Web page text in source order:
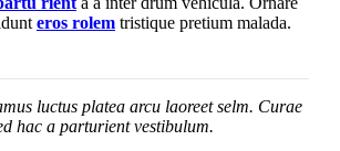
eros rolem tristique pretium malada.
luctus platea arcu laoreet selm. Curae
hac a parturient vestibulum.